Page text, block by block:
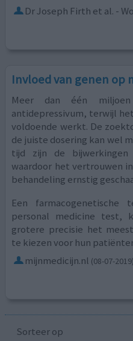
Dr Joseph Firth et al. -
Invloed van genen op
Meer dan één
antidepressivum, terwijl
voldoende werkt. De
de juiste dosering kan wel
tijd zijn de
waardoor het vertrouwen
behandeling ernstig
Een farmacogenetische
personal medicine test,
grotere precisie het
te kiezen voor hun
mijnmedicijn.nl (08-07-2019)
Sorteer op